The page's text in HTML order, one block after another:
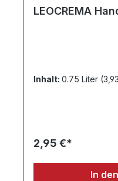
LEOCREMA
Inhalt: 0.75 Liter
2,95 €*
In